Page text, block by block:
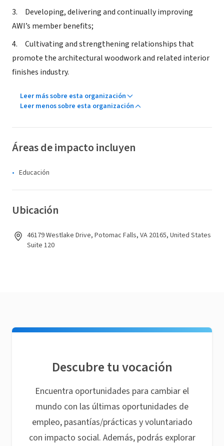
3. Developing, delivering and continually improving
AWI’s member benefits;
4. Cultivating and strengthening relationships that
promote the architectural woodwork and related interior
finishes industry.
Leer más sobre esta organización
Leer menos sobre esta organización
Áreas de impacto incluyen
Educación
Ubicación
46179 Westlake Drive, Potomac Falls, VA 20165, United States
Suite 120
Descubre tu vocación
Encuentra oportunidades para cambiar el
mundo con las últimas oportunidades de
empleo, pasantías/prácticas y voluntariado
con impacto social. Además, podrás explorar